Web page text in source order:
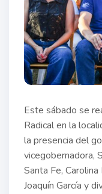
Este sábado se
Radical en la
la presencia del
vicegobernadora,
Santa Fe,
Joaquín García y